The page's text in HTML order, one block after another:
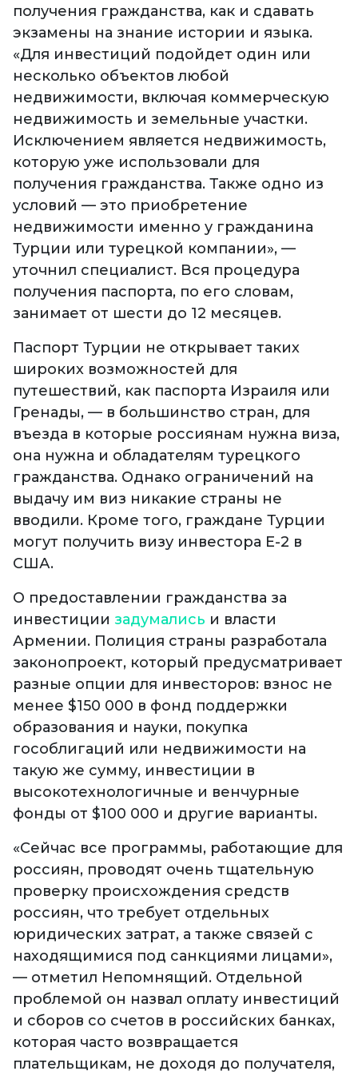
получения гражданства, как и сдавать
экзамены на знание истории и языка.
«Для инвестиций подойдет один или
несколько объектов любой
недвижимости, включая коммерческую
недвижимость и земельные участки.
Исключением является недвижимость,
которую уже использовали для
получения гражданства. Также одно из
условий — это приобретение
недвижимости именно у гражданина
Турции или турецкой компании», —
уточнил специалист. Вся процедура
получения паспорта, по его словам,
занимает от шести до 12 месяцев.
Паспорт Турции не открывает таких
широких возможностей для
путешествий, как паспорта Израиля или
Гренады, — в большинство стран, для
въезда в которые россиянам нужна виза,
она нужна и обладателям турецкого
гражданства. Однако ограничений на
выдачу им виз никакие страны не
вводили. Кроме того, граждане Турции
могут получить визу инвестора E-2 в
США.
О предоставлении гражданства за
инвестиции задумались и власти
Армении. Полиция страны разработала
законопроект, который предусматривает
разные опции для инвесторов: взнос не
менее $150 000 в фонд поддержки
образования и науки, покупка
гособлигаций или недвижимости на
такую же сумму, инвестиции в
высокотехнологичные и венчурные
фонды от $100 000 и другие варианты.
«Сейчас все программы, работающие для
россиян, проводят очень тщательную
проверку происхождения средств
россиян, что требует отдельных
юридических затрат, а также связей с
находящимися под санкциями лицами»,
— отметил Непомнящий. Отдельной
проблемой он назвал оплату инвестиций
и сборов со счетов в российских банках,
которая часто возвращается
плательщикам, не доходя до получателя,